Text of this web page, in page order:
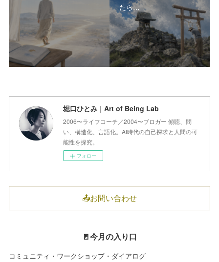
たら…
堀口ひとみ｜Art of Being Lab
2006〜ライフコーチ／2004〜ブロガー 傾聴、問
い、構造化、言語化。AI時代の自己探求と人間の可
能性を探究。
フォロー
📤お問い合わせ
🚪今月の入り口
コミュニティ・ワークショップ・ダイアログ